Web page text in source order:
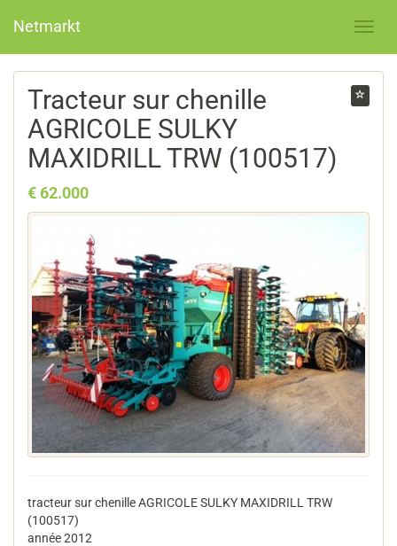
Netmarkt
Tracteur sur chenille
AGRICOLE SULKY
MAXIDRILL TRW (100517)
€ 62.000
tracteur sur chenille AGRICOLE SULKY MAXIDRILL TRW
(100517)
année 2012